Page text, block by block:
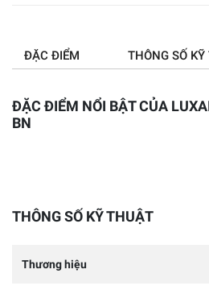
ĐẶC ĐIỂM THÔNG SỐ
ĐẶC ĐIỂM NỔI BẬT CỦA
BN
THÔNG SỐ KỸ THUẬT
Thương hiệu